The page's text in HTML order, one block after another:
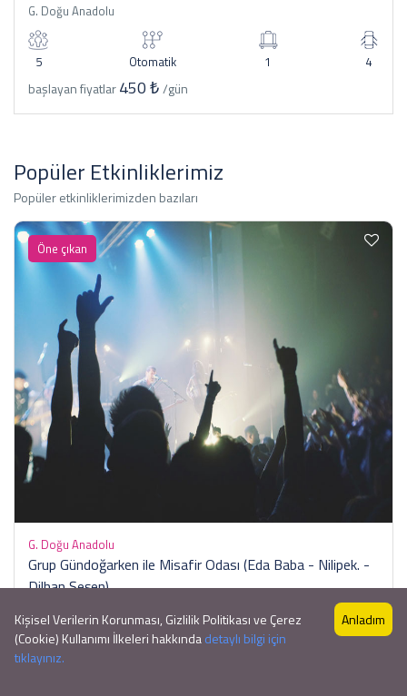
G. Doğu Anadolu
5 Otomatik 1 4
başlayan fiyatlar450 ₺/gün
Popüler Etkinliklerimiz
Popüler etkinliklerimizden bazıları
Öne çıkan
G. Doğu Anadolu
Grup Gündoğarken ile Misafir Odası (Eda Baba - Nilipek. -
Dilhan Şeşen)
Başlangıç ​​Saati: 17:00
9Gün
Kişisel Verilerin Korunması, Gizlilik Politikası ve Çerez
(Cookie) Kullanımı İlkeleri hakkındadetaylı bilgi için
tıklayınız.
Anladım